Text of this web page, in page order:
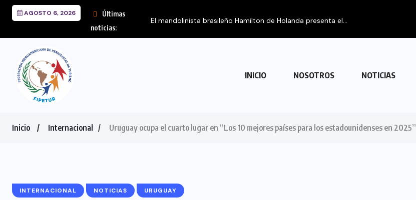
AGOSTO 6, 2026
Últimas
noticias:
El mandolinista brasileño Hamilton de Holanda presenta el...
INICIO NOSOTROS NOTICIAS
Inicio Internacional Uruguay ocupa el cuarto lugar en “Los 10 mejores países para los estadounidenses en
INTERNACIONAL NOTICIAS URUGUAY